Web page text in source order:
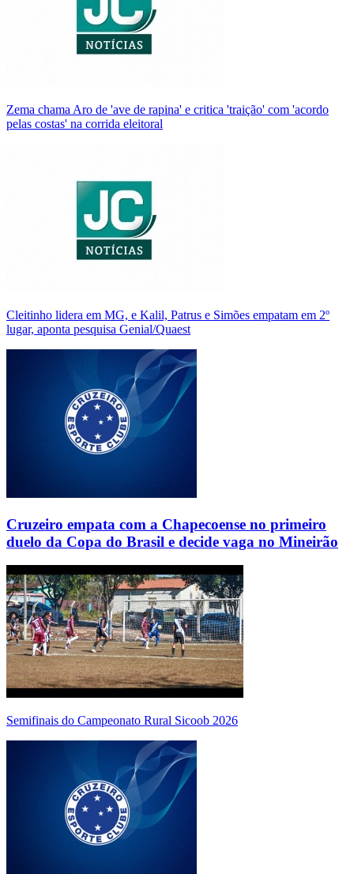
Zema chama Aro de 'ave de rapina' e critica 'traição' com 'acordo
pelas costas' na corrida eleitoral
Cleitinho lidera em MG, e Kalil, Patrus e Simões empatam em 2º
lugar, aponta pesquisa Genial/Quaest
Cruzeiro empata com a Chapecoense no primeiro
duelo da Copa do Brasil e decide vaga no Mineirão
Semifinais do Campeonato Rural Sicoob 2026